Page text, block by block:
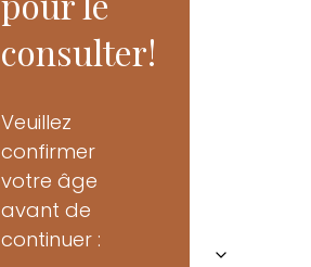
consulter!
Veuillez
confirmer
votre âge
avant de
continuer :